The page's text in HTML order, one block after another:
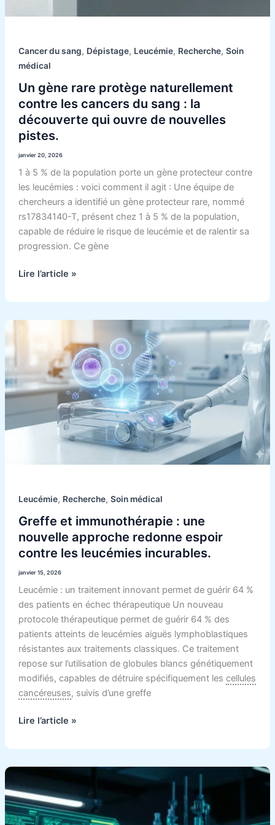
Cancer du sang, Dépistage, Leucémie, Recherche, Soin
médical
Un gène rare protège naturellement
contre les cancers du sang : la
découverte qui ouvre de nouvelles
pistes.
janvier 20, 2026
1 à 5 % de la population porte un gène protecteur contre
les leucémies : voici comment il agit : Une équipe de
chercheurs a identifié un gène protecteur rare, nommé
rs17834140-T, présent chez 1 à 5 % de la population,
capable de réduire le risque de leucémie et de ralentir sa
progression. Ce gène
Lire l’article »
Leucémie, Recherche, Soin médical
Greffe et immunothérapie : une
nouvelle approche redonne espoir
contre les leucémies incurables.
janvier 15, 2026
Leucémie : un traitement innovant permet de guérir 64 %
des patients en échec thérapeutique Un nouveau
protocole thérapeutique permet de guérir 64 % des
patients atteints de leucémies aiguës lymphoblastiques
résistantes aux traitements classiques. Ce traitement
repose sur l’utilisation de globules blancs génétiquement
modifiés, capables de détruire spécifiquement les cellules
cancéreuses, suivis d’une greffe
immunothérapie
une
nouvelle
redonne
incurables.
Lire l’article »
traitement
qui
change